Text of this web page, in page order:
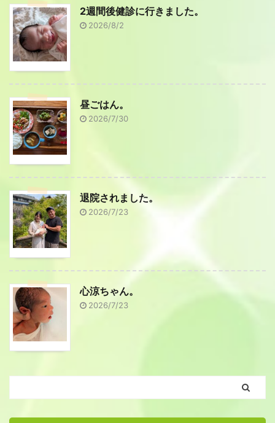
2週間後健診に行きました。
2026/8/2
昼ごはん。
2026/7/30
退院されました。
2026/7/23
心涼ちゃん。
2026/7/23